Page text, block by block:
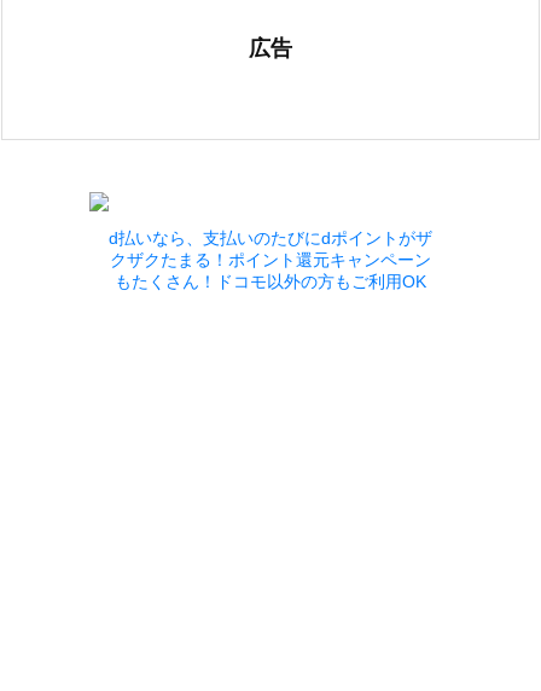
広告
d払いなら、支払いのたびにdポイントがザ
クザクたまる！ポイント還元キャンペーン
もたくさん！ドコモ以外の方もご利用OK